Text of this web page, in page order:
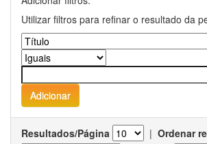
Utilizar filtros para refinar o resultado da
Resultados/Página | Ordenar